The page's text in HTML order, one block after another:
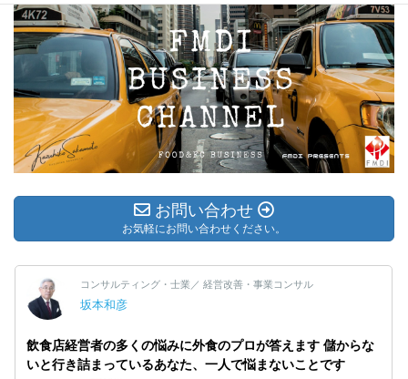
お問い合わせ
お気軽にお問い合わせください。